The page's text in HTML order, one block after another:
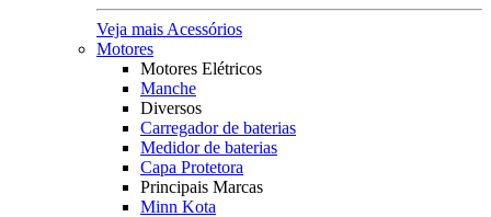
Veja mais Acessórios
Motores
Motores Elétricos
Manche
Diversos
Carregador de baterias
Medidor de baterias
Capa Protetora
Principais Marcas
Minn Kota